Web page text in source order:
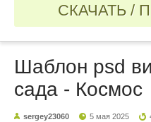
СКАЧАТЬ /
Шаблон psd
сада - Космос
sergey23060 5 мая 2025